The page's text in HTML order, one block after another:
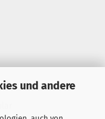
und andere